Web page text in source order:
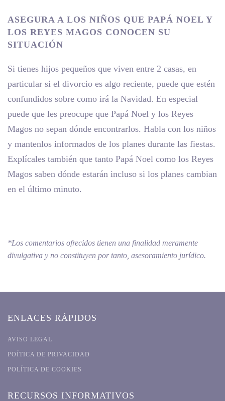
ASEGURA A LOS NIÑOS QUE PAPÁ NOEL Y
LOS REYES MAGOS CONOCEN SU
SITUACIÓN
Si tienes hijos pequeños que viven entre 2 casas, en
particular si el divorcio es algo reciente, puede que estén
confundidos sobre como irá la Navidad. En especial
puede que les preocupe que Papá Noel y los Reyes
Magos no sepan dónde encontrarlos. Habla con los niños
y mantenlos informados de los planes durante las fiestas.
Explícales también que tanto Papá Noel como los Reyes
Magos saben dónde estarán incluso si los planes cambian
en el último minuto.
*Los comentarios ofrecidos tienen una finalidad meramente
divulgativa y no constituyen por tanto, asesoramiento jurídico.
ENLACES RÁPIDOS
AVISO LEGAL
POÍTICA DE PRIVACIDAD
POLÍTICA DE COOKIES
RECURSOS INFORMATIVOS